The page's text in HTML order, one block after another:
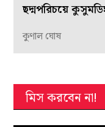
ছদ্মপরিচয়ে
কুণাল ঘোষ
মিস করবেন না!